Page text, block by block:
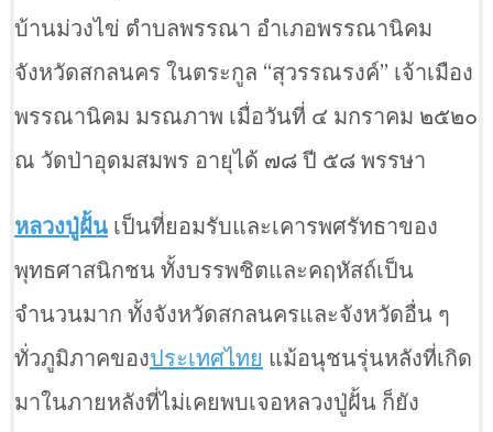
บ้านม่วงไข่ ตำบลพรรณา อำเภอพรรณานิคม
จังหวัดสกลนคร ในตระกูล “สุวรรณรงค์” เจ้าเมือง
พรรณานิคม มรณภาพ เมื่อวันที่ ๔ มกราคม ๒๕๒๐
ณ วัดป่าอุดมสมพร อายุได้ ๗๘ ปี ๕๘ พรรษา
หลวงปู่ฝั้น เป็นที่ยอมรับและเคารพศรัทธาของ
พุทธศาสนิกชน ทั้งบรรพชิตและคฤหัสถ์เป็น
จำนวนมาก ทั้งจังหวัดสกลนครและจังหวัดอื่น ๆ
ทั่วภูมิภาคของประเทศไทย แม้อนุชนรุ่นหลังที่เกิด
มาในภายหลังที่ไม่เคยพบเจอหลวงปู่ฝั้น ก็ยัง